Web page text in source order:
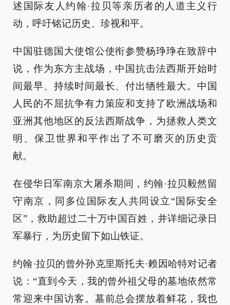
述国际友人约翰·拉贝等亲历者的人道主义行
动，呼吁铭记历史、珍视和平。
中国驻德国大使馆公使衔参赞杨琤琤在致辞中
说，作为东方主战场，中国抗击法西斯开始时
间最早、持续时间最长、付出牺牲最大。中国
人民的不屈抗争有力策应和支持了欧洲战场和
亚洲其他地区的反法西斯战争，为拯救人类文
明、保卫世界和平作出了不可磨灭的历史贡
献。
在侵华日军南京大屠杀期间，约翰·拉贝毅然留
守南京，同多位国际友人共同设立“国际安全
区”，救助超过二十万中国百姓，并详细记录日
军暴行，为历史留下如山铁证。
约翰·拉贝的曾外孙克里斯托夫·赖因哈特对记者
说：“直到今天，我的曾外祖父母的墓地依然常
常迎来中国访客。墓前总会摆放着鲜花，我也